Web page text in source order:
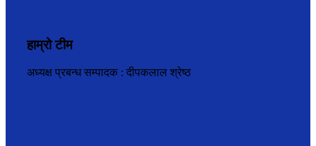
हाम्रो टीम
अध्यक्ष प्रबन्ध सम्पादक : दीपकलाल श्रेष्ठ